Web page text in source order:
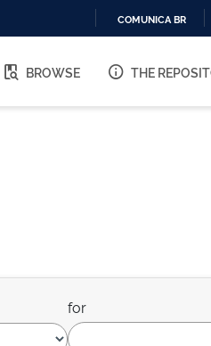
O
COMUNICA BR
BROWSE THE
for